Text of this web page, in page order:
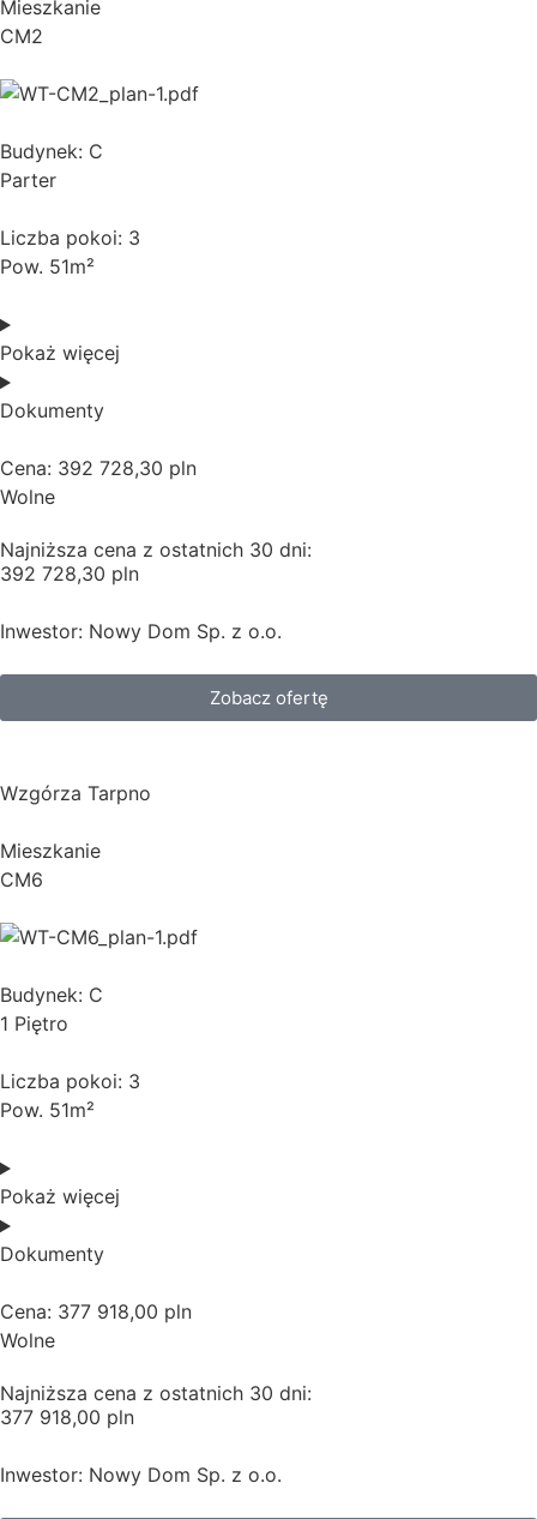
Mieszkanie
CM2
Budynek: C
Parter
Liczba pokoi: 3
Pow. 51m²
Pokaż więcej
Dokumenty
Cena: 392 728,30 pln
Wolne
Najniższa cena z ostatnich 30 dni:
392 728,30 pln
Inwestor: Nowy Dom Sp. z o.o.
Zobacz ofertę
Wzgórza Tarpno
Mieszkanie
CM6
Budynek: C
1 Piętro
Liczba pokoi: 3
Pow. 51m²
Pokaż więcej
Dokumenty
Cena: 377 918,00 pln
Wolne
Najniższa cena z ostatnich 30 dni:
377 918,00 pln
Inwestor: Nowy Dom Sp. z o.o.